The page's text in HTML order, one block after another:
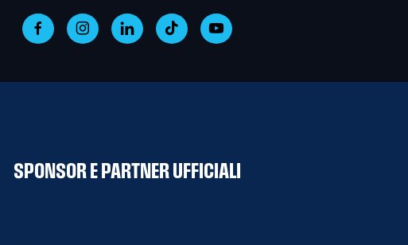
SPONSOR E PARTNER UFFICIALI